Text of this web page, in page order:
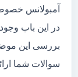
آمبولانس
در این باب
بررسی این
سوالات شما